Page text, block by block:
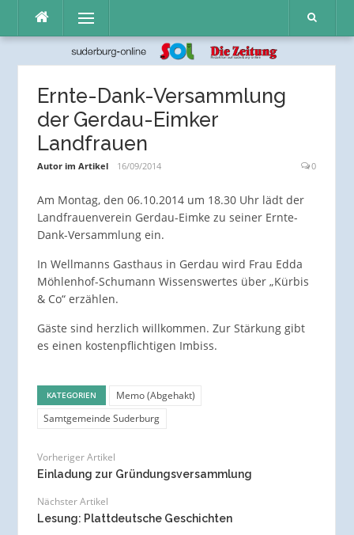
Inhalt
Menü
Ernte-Dank-Versammlung
der Gerdau-Eimker
Landfrauen
Autor im Artikel 16/09/2014 0
Am Montag, den 06.10.2014 um 18.30 Uhr lädt der
Landfrauenverein Gerdau-Eimke zu seiner Ernte-
Dank-Versammlung ein.
In Wellmanns Gasthaus in Gerdau wird Frau Edda
Möhlenhof-Schumann Wissenswertes über „Kürbis
& Co“ erzählen.
Gäste sind herzlich willkommen. Zur Stärkung gibt
es einen kostenpflichtigen Imbiss.
KATEGORIEN
Memo (Abgehakt)
Samtgemeinde Suderburg
Vorheriger Artikel
Einladung zur Gründungsversammlung
Nächster Artikel
Lesung: Plattdeutsche Geschichten